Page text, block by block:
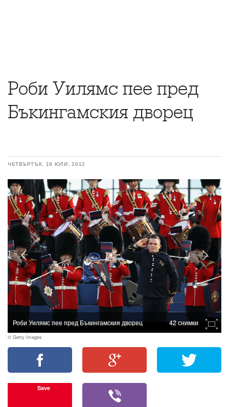
Роби Уилямс пее пред
Бъкингамския дворец
ЧЕТВЪРТЪК, 19 ЮЛИ, 2012
Роби Уилямс пее пред Бъкингамския дворец 42 снимки
© Getty Images
Save